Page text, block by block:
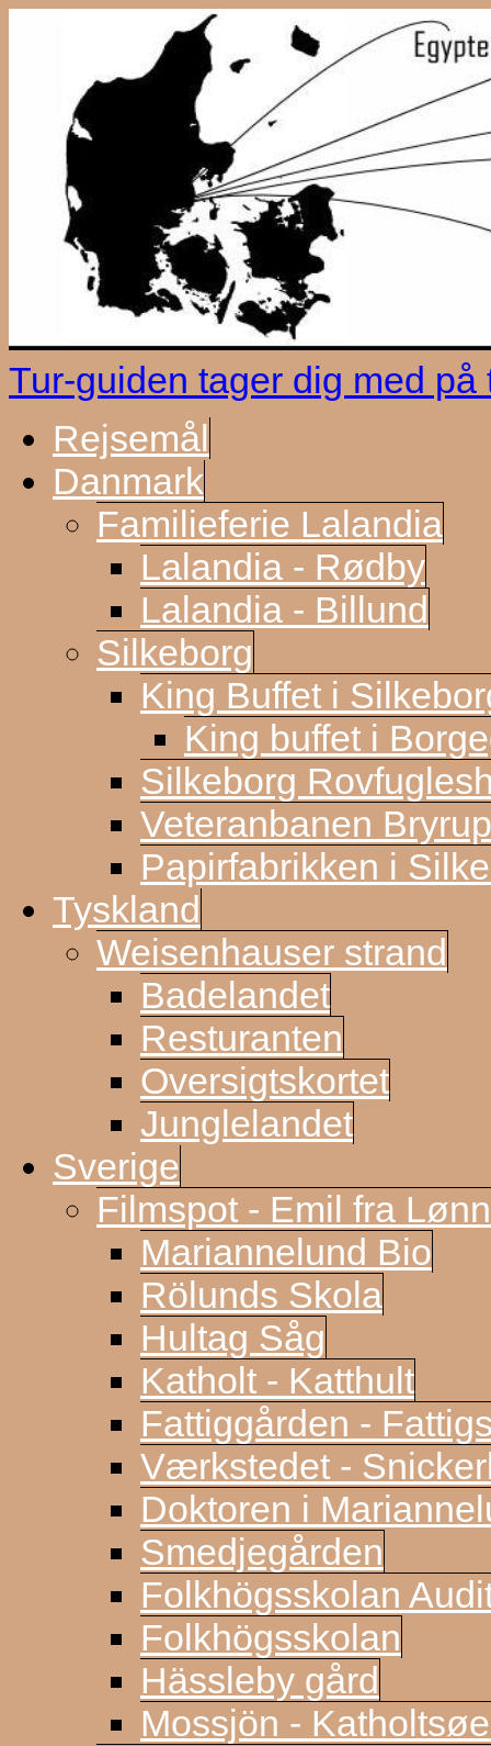
Tur-guiden tager dig med
Rejsemål
Danmark
Familieferie Lalandia
Lalandia - Rødby
Lalandia - Billund
Silkeborg
King Buffet i
King buffet i
Silkeborg
Veteranbanen
Papirfabrikken i
Tyskland
Weisenhauser strand
Badelandet
Resturanten
Oversigtskortet
Junglelandet
Sverige
Filmspot - Emil fra
Mariannelund Bio
Rölunds Skola
Hultag Såg
Katholt - Katthult
Fattiggården -
Værkstedet -
Doktoren i
Smedjegården
Folkhögsskolan
Folkhögsskolan
Hässleby gård
Mossjön -